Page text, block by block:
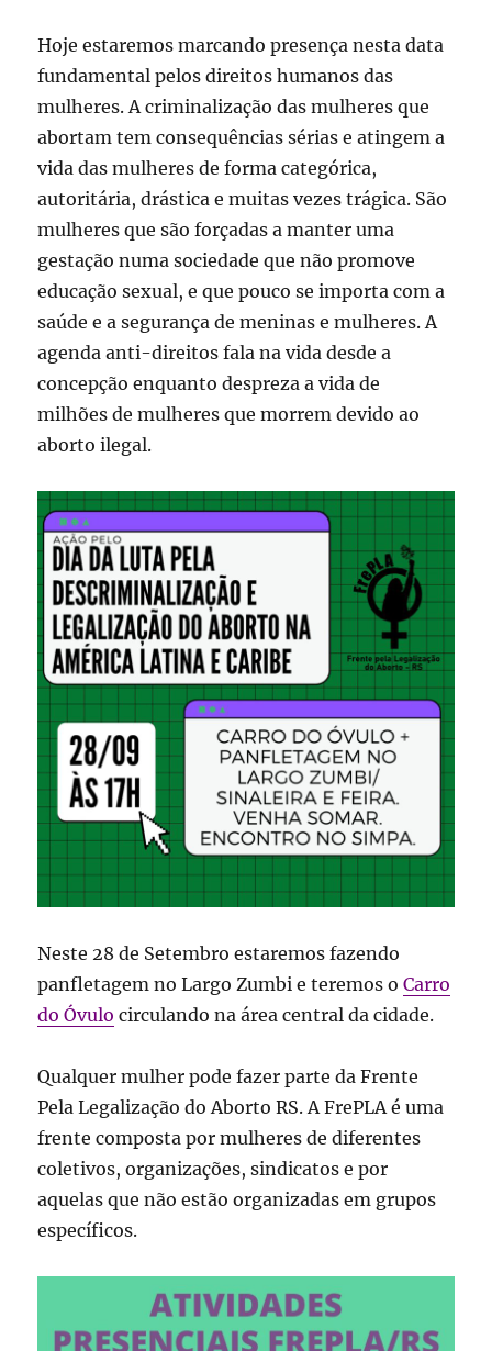
Hoje estaremos marcando presença nesta data
fundamental pelos direitos humanos das
mulheres. A criminalização das mulheres que
abortam tem consequências sérias e atingem a
vida das mulheres de forma categórica,
autoritária, drástica e muitas vezes trágica. São
mulheres que são forçadas a manter uma
gestação numa sociedade que não promove
educação sexual, e que pouco se importa com a
saúde e a segurança de meninas e mulheres. A
agenda anti-direitos fala na vida desde a
concepção enquanto despreza a vida de
milhões de mulheres que morrem devido ao
aborto ilegal.
Neste 28 de Setembro estaremos fazendo
panfletagem no Largo Zumbi e teremos oCarro
do Óvulo circulando na área central da cidade.
Qualquer mulher pode fazer parte da Frente
Pela Legalização do Aborto RS. A FrePLA é uma
frente composta por mulheres de diferentes
coletivos, organizações, sindicatos e por
aquelas que não estão organizadas em grupos
específicos.